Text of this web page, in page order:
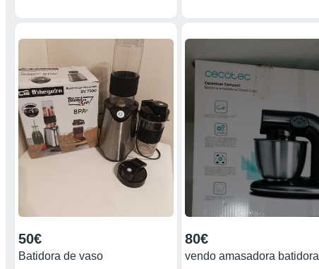
50€
Batidora de vaso
80€
vendo amasadora batidora